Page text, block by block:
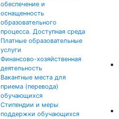
обеспечение и
оснащенность
образовательного
процесса. Доступная среда
Платные образовательные
услуги
Финансово-хозяйственная
деятельность
Вакантные места для
приема (перевода)
обучающихся
Стипендии и меры
поддержки обучающихся